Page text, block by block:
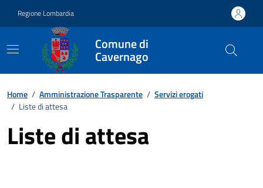
Regione Lombardia
Comune di
Cavernago
Home / Amministrazione Trasparente / Servizi erogati
/ Liste di attesa
Liste di attesa